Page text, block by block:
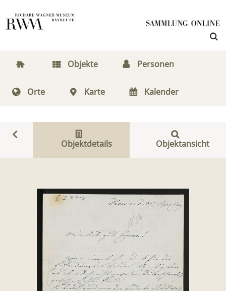
Objekte Personen
Orte Karte Kalender
Objektdetails Objektansicht